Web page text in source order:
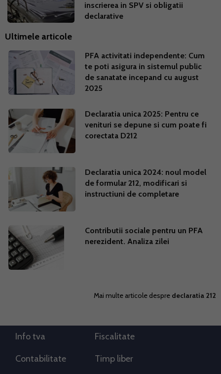
inscrierea in SPV si obligatii
declarative
Ultimele articole
PFA activitati independente: Cum
te poti asigura in sistemul public
de sanatate incepand cu august
2025
Declaratia unica 2025: Pentru ce
venituri se depune si cum poate fi
corectata D212
Declaratia unica 2024: noul model
de formular 212, modificari si
instructiuni de completare
Contributii sociale pentru un PFA
nerezident. Analiza zilei
Mai multe articole despre declaratia 212
Info tva Fiscalitate
Contabilitate Timp liber